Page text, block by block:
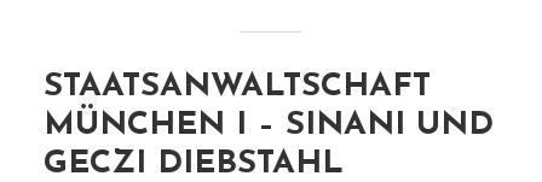
STAATSANWALTSCHAFT
MÜNCHEN I – SINANI UND
GECZI DIEBSTAHL